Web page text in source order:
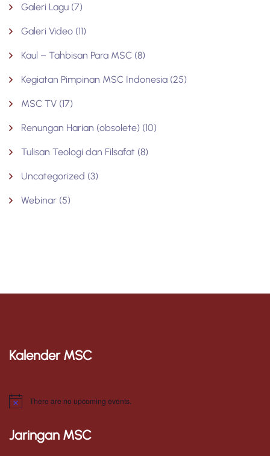
Galeri Lagu (7)
Galeri Video (11)
Kaul – Tahbisan Para MSC (8)
Kegiatan Pimpinan MSC Indonesia (25)
MSC TV (17)
Renungan Harian (obsolete) (10)
Tulisan Teologi dan Filsafat (8)
Uncategorized (3)
Webinar (5)
Kalender MSC
N
c
There are no upcoming events.
Jaringan MSC